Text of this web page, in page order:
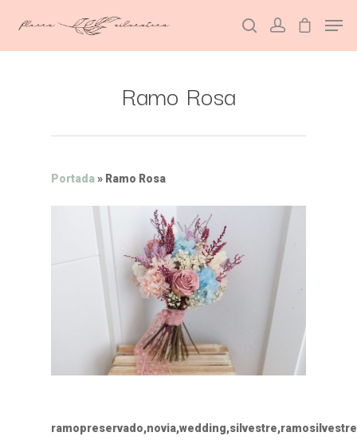
Hit enter to search or ESC to close
Ramo Rosa
Portada» Ramo Rosa